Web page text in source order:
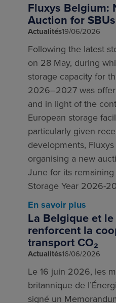
Fluxys Belgium:
Auction for
Actualités19/06/2026
Following the latest
on 28 May, during
storage capacity for
2026–2027 was
and in light of the
European storage
particularly given
developments,
organising a new
June for its
Storage Year 2026-
En savoir plus
La Belgique et
renforcent la
transport CO₂
Actualités16/06/2026
Le 16 juin 2026, les
britannique de
signé un